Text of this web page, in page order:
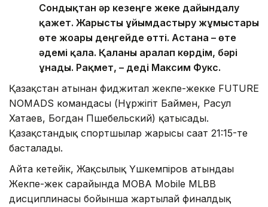
Сондықтан әр кезеңге жеке дайындалу
қажет. Жарысты ұйымдастыру жұмыстары
өте жоғары деңгейде өтті. Астана – өте
әдемі қала. Қаланы аралап көрдім, бәрі
ұнады. Рақмет, – деді Максим Фукс.
Қазақстан атынан фиджитал жекпе-жекке FUTURE
NOMADS командасы (Нұржігіт Баймен, Расул
Хатаев, Богдан Пшебельский) қатысады.
Қазақстандық спортшылар жарысы сағат 21:15-те
басталады.
Айта кетейік, Жақсылық Үшкемпіров атындағы
Жекпе-жек сарайында MOBA Mobile MLBB
дисциплинасы бойынша жартылай финалдық